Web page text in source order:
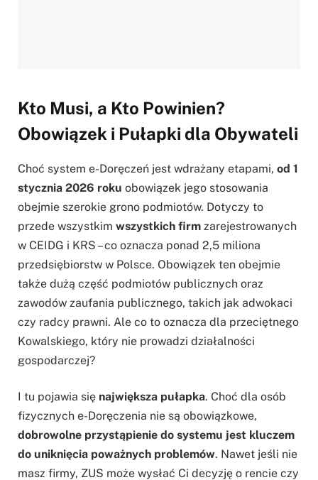
Kto Musi, a Kto Powinien?
Obowiązek i Pułapki dla Obywateli
Choć system e-Doręczeń jest wdrażany etapami, od 1
stycznia 2026 roku obowiązek jego stosowania
obejmie szerokie grono podmiotów. Dotyczy to
przede wszystkim wszystkich firm zarejestrowanych
w CEIDG i KRS – co oznacza ponad 2,5 miliona
przedsiębiorstw w Polsce. Obowiązek ten obejmie
także dużą część podmiotów publicznych oraz
zawodów zaufania publicznego, takich jak adwokaci
czy radcy prawni. Ale co to oznacza dla przeciętnego
Kowalskiego, który nie prowadzi działalności
gospodarczej?
I tu pojawia się największa pułapka. Choć dla osób
fizycznych e-Doręczenia nie są obowiązkowe,
dobrowolne przystąpienie do systemu jest kluczem
do uniknięcia poważnych problemów. Nawet jeśli nie
masz firmy, ZUS może wysłać Ci decyzję o rencie czy